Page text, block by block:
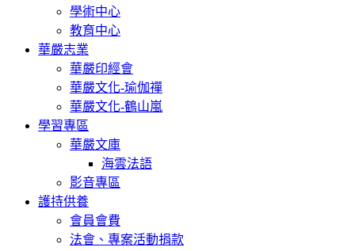
學術中心
教育中心
華嚴志業
華嚴印經會
華嚴文化-瑜伽禪
華嚴文化-鶴山嵐
學習專區
華嚴文庫
海雲法語
影音專區
護持供養
會員會費
法會、專案活動捐款